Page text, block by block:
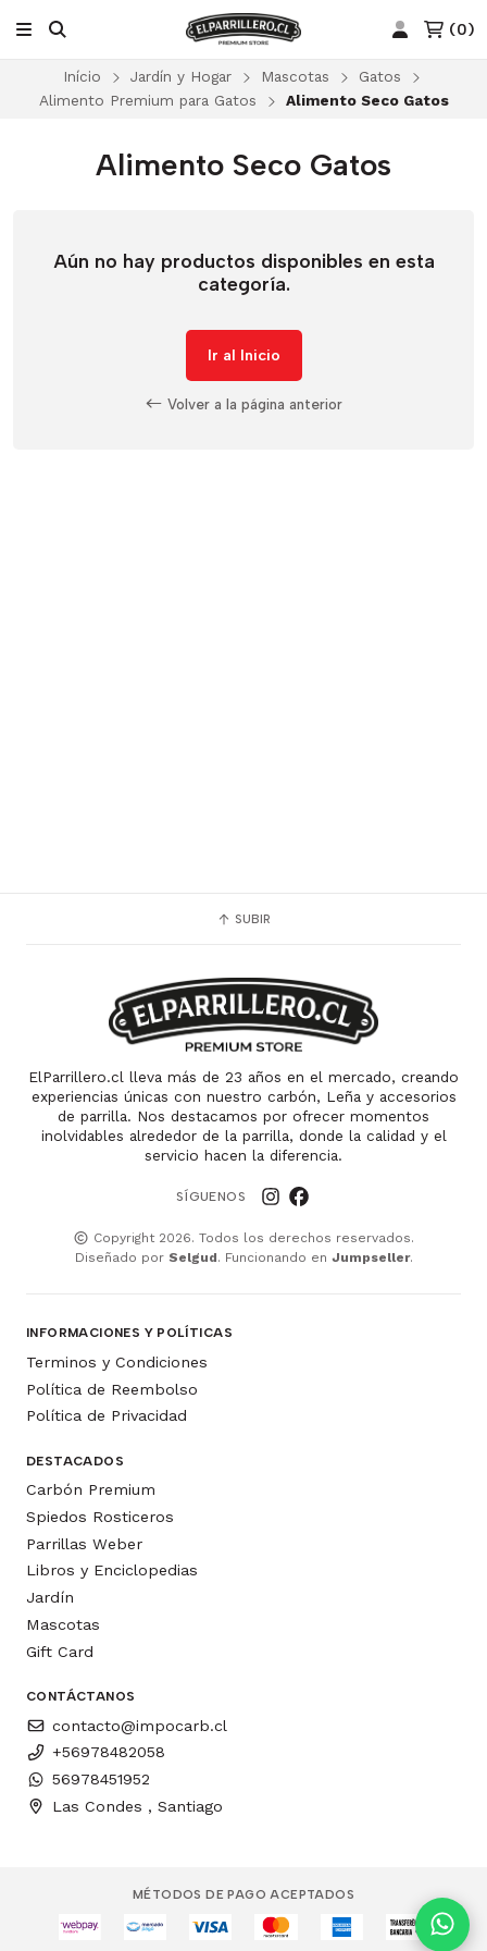
(0)
Início Jardín y Hogar Mascotas
Gatos
Alimento Premium para Gatos
Alimento Seco Gatos
Alimento Seco Gatos
Aún no hay productos disponibles en esta
categoría.
Ir al Inicio
Volver a la página anterior
SUBIR
ElParrillero.cl lleva más de 23 años en el mercado, creando
experiencias únicas con nuestro carbón, Leña y accesorios
de parrilla. Nos destacamos por ofrecer momentos
inolvidables alrededor de la parrilla, donde la calidad y el
servicio hacen la diferencia.
SÍGUENOS
Copyright 2026. Todos los derechos reservados.
Diseñado por Selgud. Funcionando en Jumpseller.
INFORMACIONES Y POLÍTICAS
Terminos y Condiciones
Política de Reembolso
Política de Privacidad
DESTACADOS
Carbón Premium
Spiedos Rosticeros
Parrillas Weber
Libros y Enciclopedias
Jardín
Mascotas
Gift Card
CONTÁCTANOS
contacto@impocarb.cl
+56978482058
56978451952
Las Condes , Santiago
MÉTODOS DE PAGO ACEPTADOS